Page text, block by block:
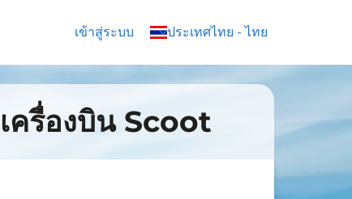
เข้าสู่ระบบ ประเทศไทย - ไทย
keyboard_arrow_down
ครื่องบิน Scoot